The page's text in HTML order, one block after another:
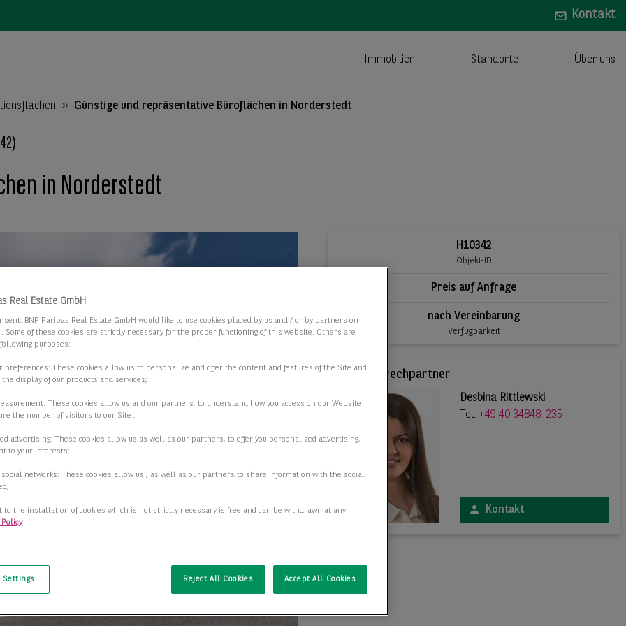
Kontakt
Immobilien Standorte Über uns
Günstige und repräsentative Büroflächen in Norderstedt
in Norderstedt
H10342
Objekt-ID
Preis auf Anfrage
nach Vereinbarung
Verfügbarkeit
Ihr Ansprechpartner
Desbina Rittlewski
Tel: +49 40 34848-235
Kontakt
Real Estate GmbH
BNP Paribas Real Estate GmbH would like to use cookies placed by us and / or by partners on
Some of these cookies are strictly necessary for the proper functioning of this website. Others are
purposes:
preferences: These cookies allow us to personalize and offer the content and features of the Site and
display of our products and services;
These cookies allow us and our partners, to understand how you access on our Website
the number of visitors to our Site ;
advertising: These cookies allow us as well as our partners, to offer you personalized advertising,
to your interests;
networks: These cookies allow us , as well as our partners,to share information with the social
to the installation of cookies which is not strictly necessary is free and can be withdrawn at any
Policy
Settings Reject All Cookies Accept All Cookies